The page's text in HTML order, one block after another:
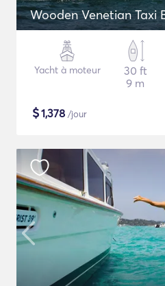
Wooden Venetian Taxi
Yacht à moteur
30 ft
9 m
$1,378 /jour